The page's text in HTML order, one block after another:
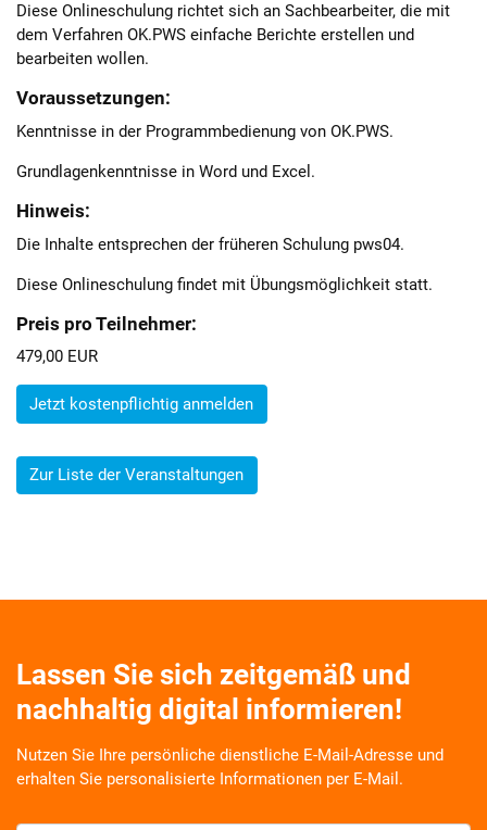
Diese Onlineschulung richtet sich an Sachbearbeiter, die mit
dem Verfahren OK.PWS einfache Berichte erstellen und
bearbeiten wollen.
Voraussetzungen:
Kenntnisse in der Programmbedienung von OK.PWS.
Grundlagenkenntnisse in Word und Excel.
Hinweis:
Die Inhalte entsprechen der früheren Schulung pws04.
Diese Onlineschulung findet mit Übungsmöglichkeit statt.
Preis pro Teilnehmer:
479,00 EUR
Jetzt kostenpflichtig anmelden
Zur Liste der Veranstaltungen
Lassen Sie sich zeitgemäß und
nachhaltig digital informieren!
Nutzen Sie Ihre persönliche dienstliche E-Mail-Adresse und
erhalten Sie personalisierte Informationen per E-Mail.